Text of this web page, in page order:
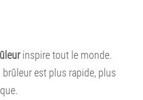
inspire tout le monde.
est plus rapide, plus